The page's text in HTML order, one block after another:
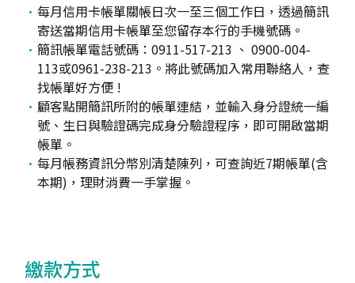
每月信用卡帳單關帳日次一至三個工作日，透過簡訊
寄送當期信用卡帳單至您留存本行的手機號碼。
簡訊帳單電話號碼：0911-517-213 、 0900-004-
113或0961-238-213。將此號碼加入常用聯絡人，查
找帳單好方便 !
顧客點開簡訊所附的帳單連結，並輸入身分證統一編
號、生日與驗證碼完成身分驗證程序，即可開啟當期
帳單。
每月帳務資訊分幣別清楚陳列，可查詢近7期帳單(含
本期)，理財消費一手掌握。
繳款方式